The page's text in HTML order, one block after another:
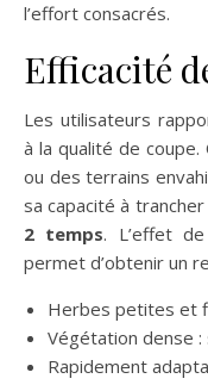
l’effort consacrés.
Efficacité
Les utilisateurs
à la qualité de
ou des terrains
sa capacité à
2 temps. L’effet
permet d’obtenir un
Herbes petites et
Végétation dense :
Rapidement